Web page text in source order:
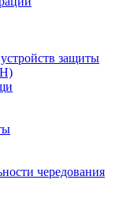
защиты
чередования